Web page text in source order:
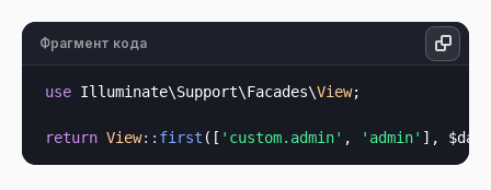
Фрагмент кода
use Illuminate\Support\Facades\View;
return View:: first ([ 'custom.admin' , 'admin'